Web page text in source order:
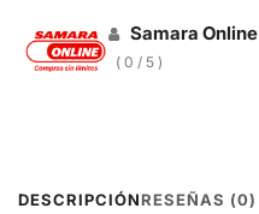
Samara Online
( 0 / 5 )
DESCRIPCIÓNRESEÑAS (0)